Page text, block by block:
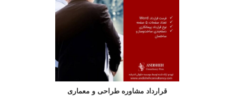
قرارداد مشاوره طراحی و معماری